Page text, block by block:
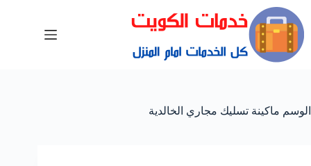
الوسم ماكينة تسليك مجاري الخالدية